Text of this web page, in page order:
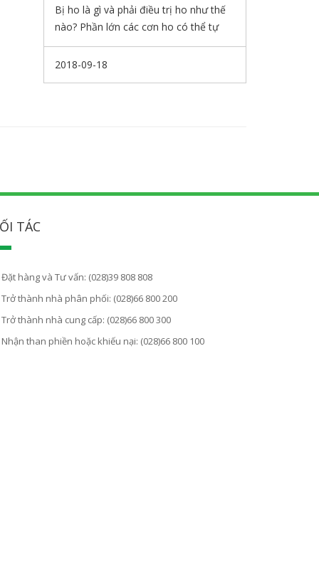
Bị ho là gì và phải điều trị ho như thế
nào? Phần lớn các cơn ho có thể tự
khỏi sau vài ngày mà không cần điều
trị. Tuy nhiên, bạn cần hỏi bác sĩ ngay
2018-09-18
TÁC
Đặt hàng và Tư vấn: (028)39 808 808
Trở thành nhà phân phối: (028)66 800 200
Trở thành nhà cung cấp: (028)66 800 300
Nhận than phiền hoặc khiếu nại: (028)66 800 100